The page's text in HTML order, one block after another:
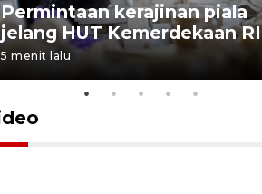
Permintaan kerajinan piala
jelang HUT Kemerdekaan RI
5 menit lalu